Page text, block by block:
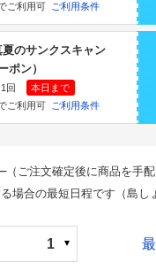
ご利用可 ご利用条件
のサンクスキャン
ポン）
回
本日まで
ご利用可 ご利用条件
（ご注文確定後に商品を手配
場合の最短日程です（島し
1